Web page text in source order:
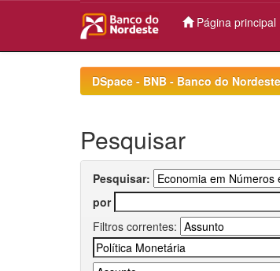
Página principal
DSpace - BNB - Banco do
Pesquisar
Pesquisar:
por
Filtros correntes: